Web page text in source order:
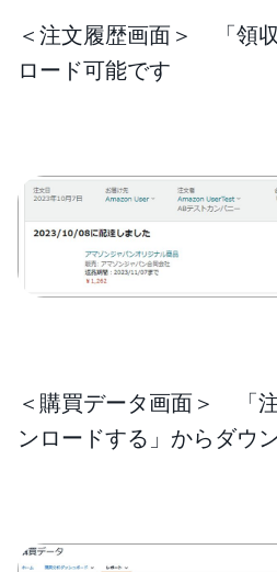
＜注文履歴画面＞ 「領
ロード可能です
＜購買データ画面＞ 「
ンロードする」からダウ